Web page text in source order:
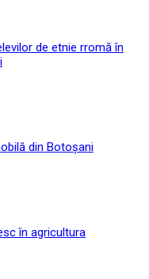
de etnie rromă în
din Botoșani
în agricultura